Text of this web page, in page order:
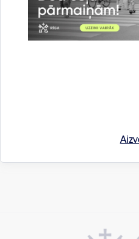
Saistītas tēmas
Aktualitātes: